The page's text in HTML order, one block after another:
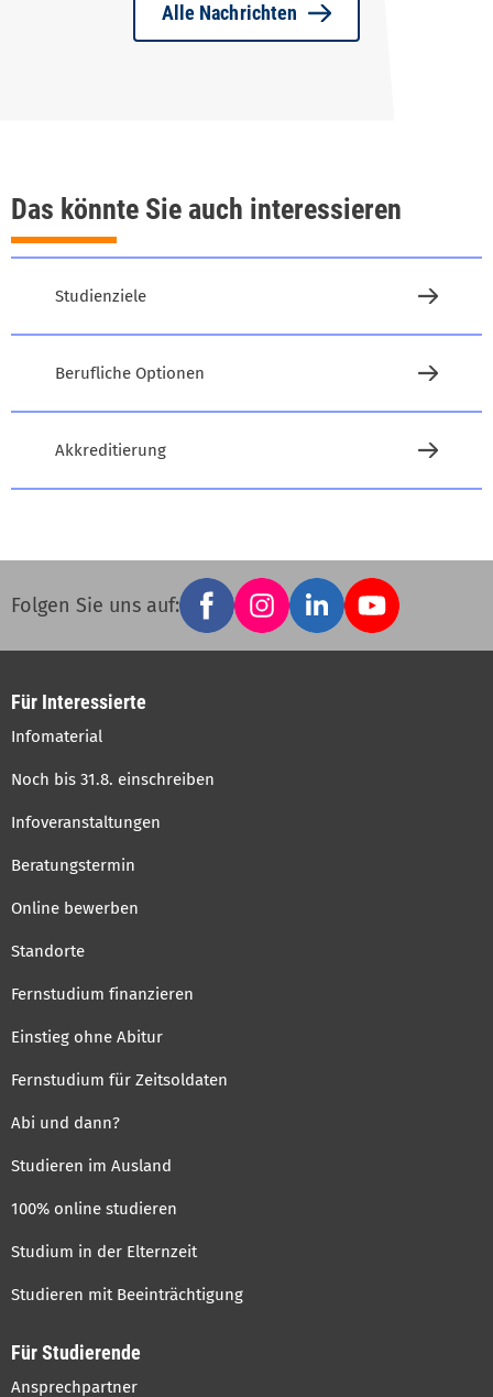
Alle Nachrichten
Das könnte Sie auch interessieren
Studienziele
Berufliche Optionen
Akkreditierung
Social
links
Folgen Sie uns auf:
FacebookInstagramLinkedInYouTube
Für Interessierte
Infomaterial
Noch bis 31.8. einschreiben
Infoveranstaltungen
Beratungstermin
Online bewerben
Standorte
Fernstudium finanzieren
Einstieg ohne Abitur
Fernstudium für Zeitsoldaten
Abi und dann?
Studieren im Ausland
100% online studieren
Studium in der Elternzeit
Studieren mit Beeinträchtigung
Für Studierende
Ansprechpartner